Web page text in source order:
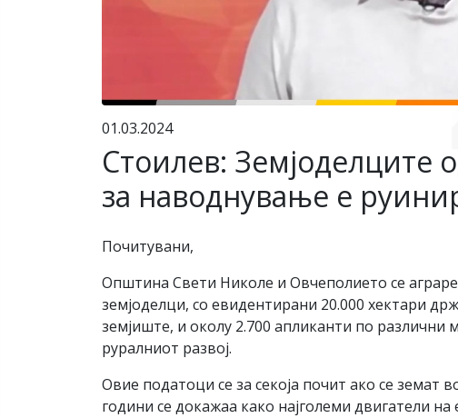
01.03.2024
Стоилев: Земјоделците
за наводнување е
Почитувани,
Општина Свети Николе и Овчеполието се
земјоделци, со евидентирани 20.000 хектари
земјиште, и околу 2.700 апликанти по
руралниот развој.
Овие податоци се за секоја почит ако се земат
години се докажаа како најголеми двигатели